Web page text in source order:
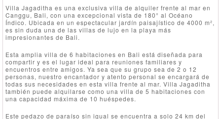
Villa Jagaditha es una exclusiva villa de alquiler frente al mar en
Canggu, Bali, con una excepcional vista de 180° al Océano
Índico. Ubicada en un espectacular jardín paisajístico de 4000 m²,
es sin duda una de las villas de lujo en la playa más
impresionantes de Bali.
Esta amplia villa de 6 habitaciones en Bali está diseñada para
compartir y es el lugar ideal para reuniones familiares y
encuentros entre amigos. Ya sea que su grupo sea de 2 o 12
personas, nuestro encantador y atento personal se encargará de
todas sus necesidades en esta villa frente al mar. Villa Jagaditha
también puede alquilarse como una villa de 5 habitaciones con
una capacidad máxima de 10 huéspedes.
Este pedazo de paraíso sin igual se encuentra a solo 24 km del